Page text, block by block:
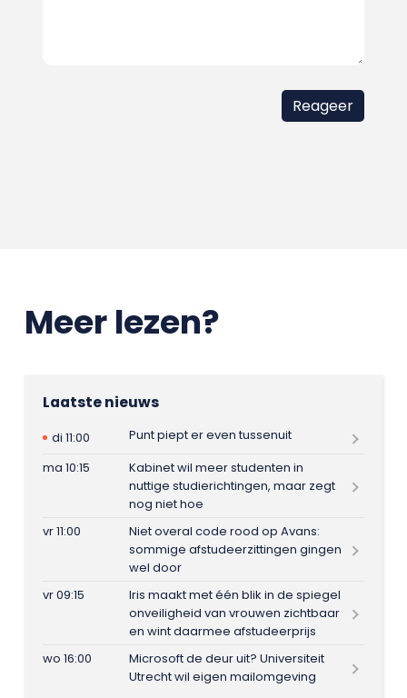
Meer lezen?
Laatste nieuws
di 11:00
Punt piept er even tussenuit
ma 10:15
Kabinet wil meer studenten in
nuttige studierichtingen, maar zegt
nog niet hoe
vr 11:00
Niet overal code rood op Avans:
sommige afstudeerzittingen gingen
wel door
vr 09:15
Iris maakt met één blik in de spiegel
onveiligheid van vrouwen zichtbaar
en wint daarmee afstudeerprijs
wo 16:00
Microsoft de deur uit? Universiteit
Utrecht wil eigen mailomgeving